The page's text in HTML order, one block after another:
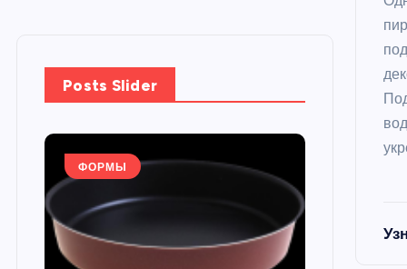
Posts Slider
ФОРМЫ